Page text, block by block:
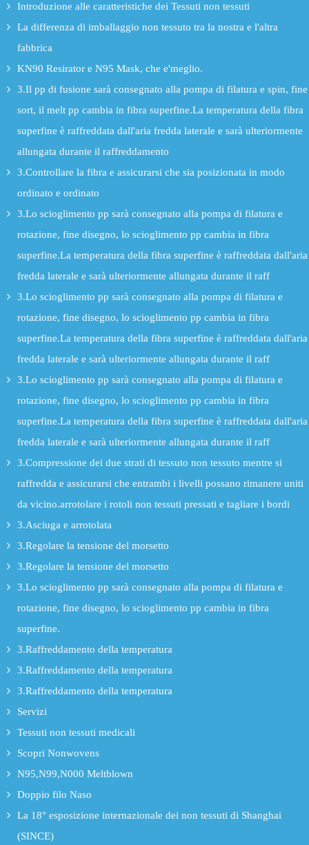
Introduzione alle caratteristiche dei Tessuti non tessuti
La differenza di imballaggio non tessuto tra la nostra e l'altra
fabbrica
KN90 Resirator e N95 Mask, che e'meglio.
3.Il pp di fusione sarà consegnato alla pompa di filatura e spin, fine
sort, il melt pp cambia in fibra superfine.La temperatura della fibra
superfine è raffreddata dall'aria fredda laterale e sarà ulteriormente
allungata durante il raffreddamento
3.Controllare la fibra e assicurarsi che sia posizionata in modo
ordinato e ordinato
3.Lo scioglimento pp sarà consegnato alla pompa di filatura e
rotazione, fine disegno, lo scioglimento pp cambia in fibra
superfine.La temperatura della fibra superfine è raffreddata dall'aria
fredda laterale e sarà ulteriormente allungata durante il raff
3.Lo scioglimento pp sarà consegnato alla pompa di filatura e
rotazione, fine disegno, lo scioglimento pp cambia in fibra
superfine.La temperatura della fibra superfine è raffreddata dall'aria
fredda laterale e sarà ulteriormente allungata durante il raff
3.Lo scioglimento pp sarà consegnato alla pompa di filatura e
rotazione, fine disegno, lo scioglimento pp cambia in fibra
superfine.La temperatura della fibra superfine è raffreddata dall'aria
fredda laterale e sarà ulteriormente allungata durante il raff
3.Compressione dei due strati di tessuto non tessuto mentre si
raffredda e assicurarsi che entrambi i livelli possano rimanere uniti
da vicino.arrotolare i rotoli non tessuti pressati e tagliare i bordi
3.Asciuga e arrotolata
3.Regolare la tensione del morsetto
3.Regolare la tensione del morsetto
3.Lo scioglimento pp sarà consegnato alla pompa di filatura e
rotazione, fine disegno, lo scioglimento pp cambia in fibra
superfine.
3.Raffreddamento della temperatura
3.Raffreddamento della temperatura
3.Raffreddamento della temperatura
Servizi
Tessuti non tessuti medicali
Scopri Nonwovens
N95,N99,N000 Meltblown
Doppio filo Naso
La 18° esposizione internazionale dei non tessuti di Shanghai
(SINCE)